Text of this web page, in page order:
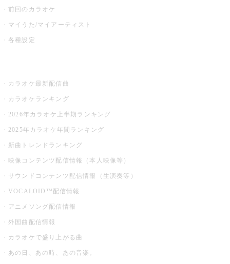
前回のカラオケ
マイうた/マイアーティスト
各種設定
カラオケ最新配信曲
カラオケランキング
2026年カラオケ上半期ランキング
2025年カラオケ年間ランキング
新曲トレンドランキング
映像コンテンツ配信情報（本人映像等）
サウンドコンテンツ配信情報（生演奏等）
VOCALOID™配信情報
アニメソング配信情報
外国曲配信情報
カラオケで盛り上がる曲
あの日、あの時、あの音楽。